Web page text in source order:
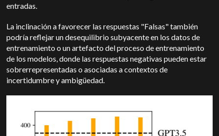
entradas.
La inclinación a favorecer las respuestas "Falsas" también
podría reflejar un desequilibrio subyacente en los datos de
entrenamiento o un artefacto del proceso de entrenamiento
de los modelos, donde las respuestas negativas pueden estar
sobrerrepresentadas o asociadas a contextos de
incertidumbre y ambigüedad.